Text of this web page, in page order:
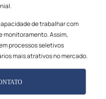
de trabalhar com
monitoramento. Assim,
processos seletivos
mais atrativos no mercado.